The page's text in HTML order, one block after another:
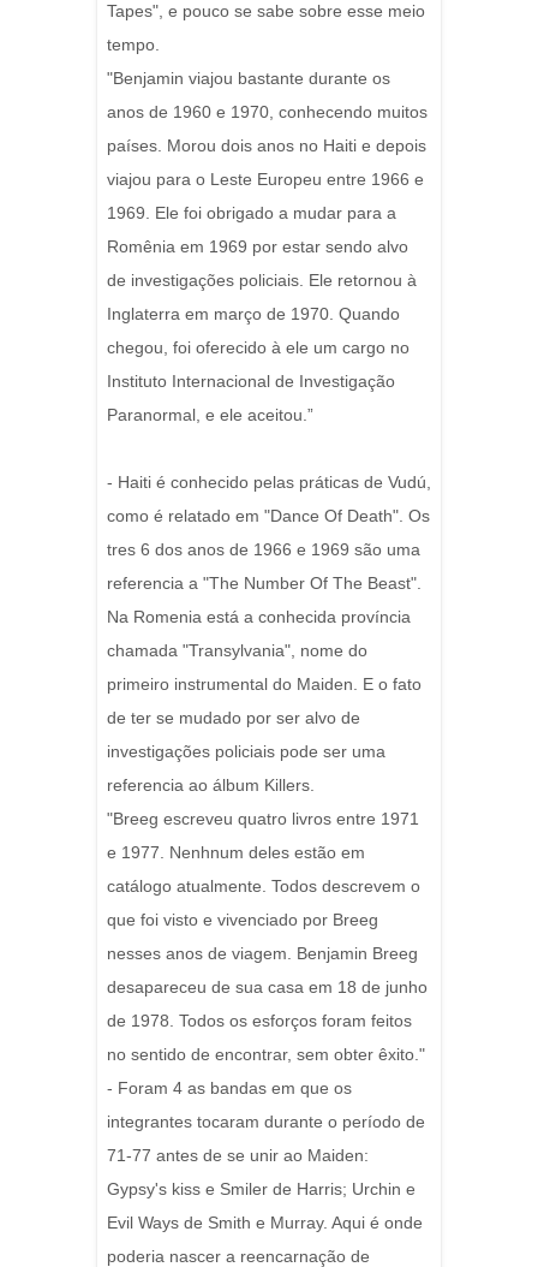
Tapes", e pouco se sabe sobre esse meio
tempo.
"Benjamin viajou bastante durante os
anos de 1960 e 1970, conhecendo muitos
países. Morou dois anos no Haiti e depois
viajou para o Leste Europeu entre 1966 e
1969. Ele foi obrigado a mudar para a
Romênia em 1969 por estar sendo alvo
de investigações policiais. Ele retornou à
Inglaterra em março de 1970. Quando
chegou, foi oferecido à ele um cargo no
Instituto Internacional de Investigação
Paranormal, e ele aceitou.”
- Haiti é conhecido pelas práticas de Vudú,
como é relatado em "Dance Of Death". Os
tres 6 dos anos de 1966 e 1969 são uma
referencia a "The Number Of The Beast".
Na Romenia está a conhecida província
chamada "Transylvania", nome do
primeiro instrumental do Maiden. E o fato
de ter se mudado por ser alvo de
investigações policiais pode ser uma
referencia ao álbum Killers.
"Breeg escreveu quatro livros entre 1971
e 1977. Nenhnum deles estão em
catálogo atualmente. Todos descrevem o
que foi visto e vivenciado por Breeg
nesses anos de viagem. Benjamin Breeg
desapareceu de sua casa em 18 de junho
de 1978. Todos os esforços foram feitos
no sentido de encontrar, sem obter êxito."
- Foram 4 as bandas em que os
integrantes tocaram durante o período de
71-77 antes de se unir ao Maiden:
Gypsy's kiss e Smiler de Harris; Urchin e
Evil Ways de Smith e Murray. Aqui é onde
poderia nascer a reencarnação de